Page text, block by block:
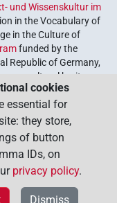
und Wissenskultur im
in the Vocabulary of
in the Culture of
funded by the
Republic of Germany,
our cultural heritage.
German Academies
cookies
essential for
they store,
of button
IDs, on
privacy policy.
Dismiss